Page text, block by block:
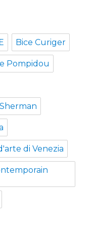
Bice Curiger
Pompidou
di Venezia